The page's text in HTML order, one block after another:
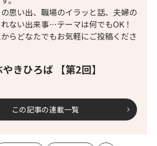
きひろば 【第2回】
思い出、職場のイラッと話、夫婦の
ない出来事…テーマは何でもOK！
らどなたでもお気軽にご投稿くださ
この記事の連載一覧